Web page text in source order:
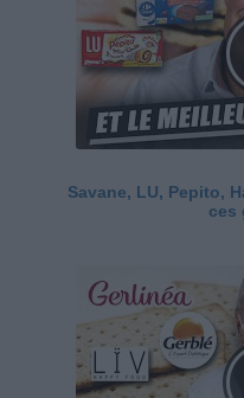
Savane, LU, Pepito,
ces